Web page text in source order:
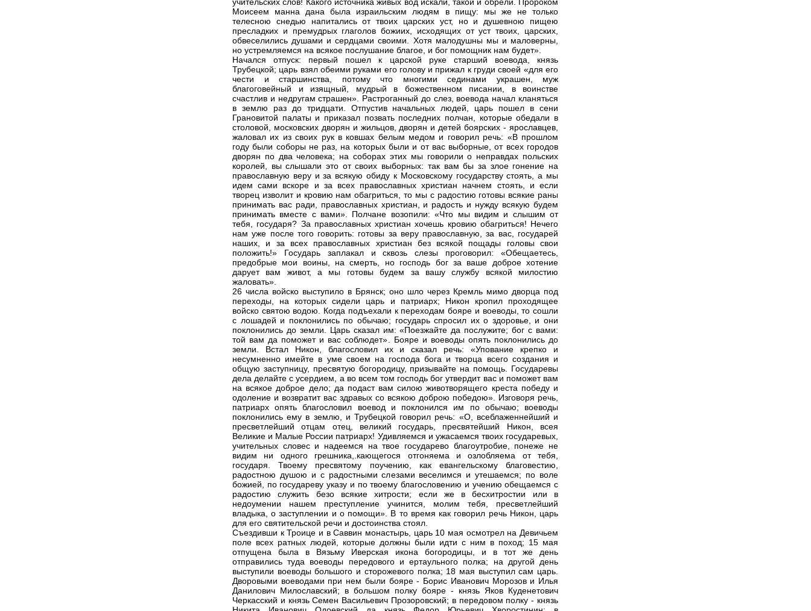
Моисеем манна дана была израильским людям в пищу: мы же не только
телесною снедью напитались от твоих царских уст, но и душевною пищею
пресладких и премудрых глаголов божиих, исходящих от уст твоих, царских,
обвеселились душами и сердцами своими. Хотя малодушны мы и маловерны,
но устремляемся на всякое послушание благое, и бог помощник нам будет».
Начался отпуск: первый пошел к царской руке старший воевода, князь
Трубецкой; царь взял обеими руками его голову и прижал к груди своей «для его
чести и старшинства, потому что многими сединами украшен, муж
благоговейный и изящный, мудрый в божественном писании, в воинстве
счастлив и недругам страшен». Растроганный до слез, воевода начал кланяться
в землю раз до тридцати. Отпустив начальных людей, царь пошел в сени
Грановитой палаты и приказал позвать последних полчан, которые обедали в
столовой, московских дворян и жильцов, дворян и детей боярских - ярославцев,
жаловал их из своих рук в ковшах белым медом и говорил речь: «В прошлом
году были соборы не раз, на которых были и от вас выборные, от всех городов
дворян по два человека; на соборах этих мы говорили о неправдах польских
королей, вы слышали это от своих выборных: так вам бы за злое гонение на
православную веру и за всякую обиду к Московскому государству стоять, а мы
идем сами вскоре и за всех православных христиан начнем стоять, и если
творец изволит и кровию нам обагриться, то мы с радостию готовы всякие раны
принимать вас ради, православных христиан, и радость и нужду всякую будем
принимать вместе с вами». Полчане возопили: «Что мы видим и слышим от
тебя, государя? За православных христиан хочешь кровию обагриться! Нечего
нам уже после того говорить: готовы за веру православную, за вас, государей
наших, и за всех православных христиан без всякой пощады головы свои
положить!» Государь заплакал и сквозь слезы проговорил: «Обещаетесь,
предобрые мои воины, на смерть, но господь бог за ваше доброе хотение
дарует вам живот, а мы готовы будем за вашу службу всякой милостию
жаловать».
26 числа войско выступило в Брянск; оно шло через Кремль мимо дворца под
переходы, на которых сидели царь и патриарх; Никон кропил проходящее
войско святою водою. Когда подъехали к переходам бояре и воеводы, то сошли
с лошадей и поклонились по обычаю; государь спросил их о здоровье, и они
поклонились до земли. Царь сказал им: «Поезжайте да послужите; бог с вами:
той вам да поможет и вас соблюдет». Бояре и воеводы опять поклонились до
земли. Встал Никон, благословил их и сказал речь: «Упование крепко и
несумненно имейте в уме своем на господа бога и творца всего создания и
общую заступницу, пресвятую богородицу, призывайте на помощь. Государевы
дела делайте с усердием, а во всем том господь бог утвердит вас и поможет вам
на всякое доброе дело; да подаст вам силою животворящего креста победу и
одоление и возвратит вас здравых со всякою доброю победою». Изговоря речь,
патриарх опять благословил воевод и поклонился им по обычаю; воеводы
поклонились ему в землю, и Трубецкой говорил речь: «О, всеблаженнейший и
пресветлейший отцам отец, великий государь, пресвятейший Никон, всея
Великие и Малые России патриарх! Удивляемся и ужасаемся твоих государевых,
учительных словес и надеемся на твое государево благоутробие, понеже не
видим ни одного грешника,.кающегося отгоняема и озлобляема от тебя,
государя. Твоему пресвятому поучению, как евангельскому благовестию,
радостною душою и с радостными слезами веселимся и утешаемся; по воле
божией, по государеву указу и по твоему благословению и учению обещаемся с
радостию служить безо всякие хитрости; если же в бесхитростии или в
недоумении нашем преступление учинится, молим тебя, пресветлейший
владыка, о заступлении и о помощи». В то время как говорил речь Никон, царь
для его святительской речи и достоинства стоял.
Съездивши к Троице и в Саввин монастырь, царь 10 мая осмотрел на Девичьем
поле всех ратных людей, которые должны были идти с ним в поход; 15 мая
отпущена была в Вязьму Иверская икона богородицы, и в тот же день
отправились туда воеводы передового и ертаульного полка; на другой день
выступили воеводы большого и сторожевого полка; 18 мая выступил сам царь.
Дворовыми воеводами при нем были бояре - Борис Иванович Морозов и Илья
Данилович Милославский; в большом полку бояре - князь Яков Куденетович
Черкасский и князь Семен Васильевич Прозоровский; в передовом полку - князь